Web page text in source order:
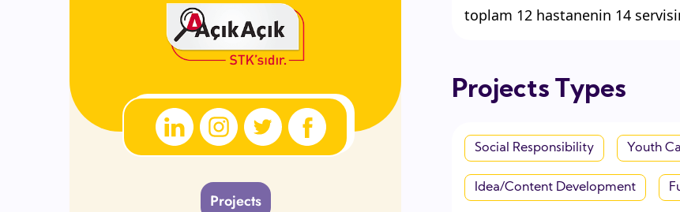
Projects
toplam 12 hastanenin 14
Projects Types
Social Responsibility Youth
Idea/Content Development